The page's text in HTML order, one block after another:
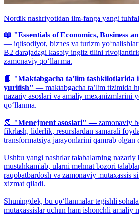
Nordik nashriyotidan ilm-fanga yangi
📖 "Essentials of Economics, Business
— iqtisodiyot, biznes va turizm
B2 darajadagi kasbiy ingliz tilini
zamonaviy qo‘llanma.
📘 "Maktabgacha ta’lim tashkilotlarida
yuritish" — maktabgacha ta’lim tizimida
nazariy asoslari va amaliy mexanizmlarini
qo‘llanma.
📗 "Menejment asoslari" —zamonaviy
fikrlash, liderlik, resurslardan samarali
transformatsiya jarayonlarini qamrab olgan
Ushbu yangi nashrlar talabalarning nazariy
mustahkamlab, ularni mehnat bozori
raqobatbardosh va zamonaviy mutaxassis
xizmat qiladi.
Shuningdek, bu qo‘llanmalar tegishli
mutaxassislar uchun ham ishonchli amaliy